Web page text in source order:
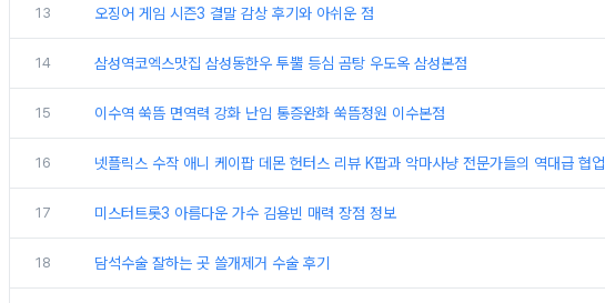
13 오징어 게임 시즌3 결말 감상 후기와 아쉬운 점
14 삼성역코엑스맛집 삼성동한우 투뿔 등심 곰탕 우도옥 삼성본점
15 이수역 쑥뜸 면역력 강화 난임 통증완화 쑥뜸정원 이수본점
16 넷플릭스 수작 애니 케이팝 데몬 헌터스 리뷰 K팝과 악마사냥 전문가들의 역대급 협업
17 미스터트롯3 아름다운 가수 김용빈 매력 장점 정보
18 담석수술 잘하는 곳 쓸개제거 수술 후기